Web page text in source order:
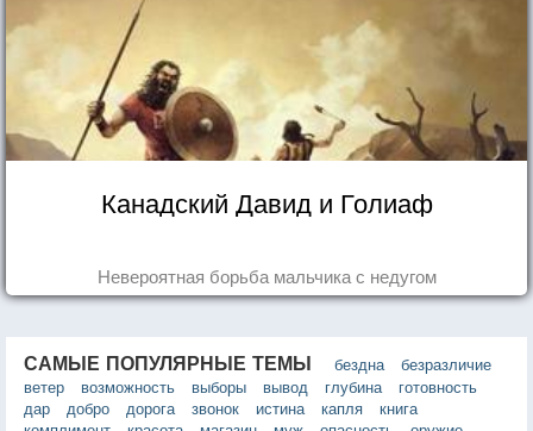
Канадский Давид и Голиаф
Невероятная борьба мальчика с недугом
САМЫЕ ПОПУЛЯРНЫЕ ТЕМЫ бездна
безразличие
ветер
возможность выборы вывод глубина
готовность
дар
добро дорога звонок истина капля
книга